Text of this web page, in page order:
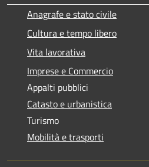
Anagrafe e stato civile
Cultura e tempo libero
Vita lavorativa
Imprese e Commercio
Appalti pubblici
Catasto e urbanistica
Turismo
Mobilità e trasporti